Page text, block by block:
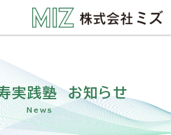
実践塾 お知らせ
News